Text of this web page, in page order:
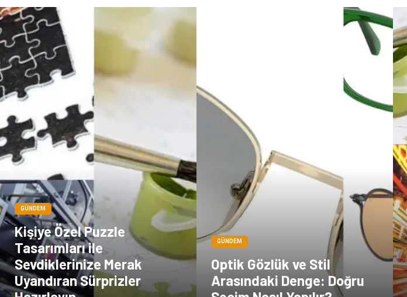
GÜNDEM
Kişiye Özel Puzzle
Tasarımları ile
Sevdiklerinize Merak
Uyandıran Sürprizler
GÜNDEM
Optik Gözlük ve Stil
Arasındaki Denge: Doğru